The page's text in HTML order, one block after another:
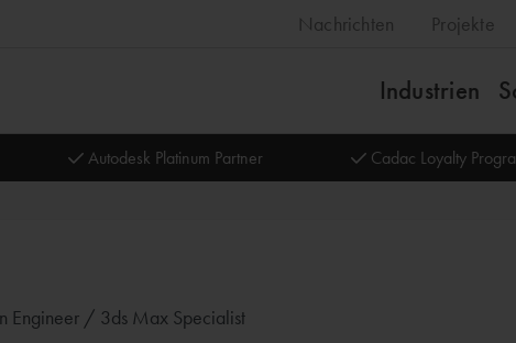
Nachrichten Projekte
Industrien
Autodesk Platinum Partner Cadac Loyalty
Engineer / 3ds Max Specialist